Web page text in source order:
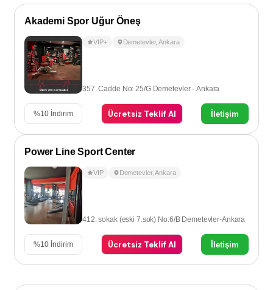
Akademi Spor Uğur Öneş
VIP+ Demetevler,Ankara
357. Cadde No: 25/G Demetevler - Ankara
%10 İndirim Ücretsiz Teklif Al İletişim
Power Line Sport Center
VIP Demetevler,Ankara
412. sokak (eski 7.sok) No:6/B Demetevler-Ankara
%10 İndirim Ücretsiz Teklif Al İletişim